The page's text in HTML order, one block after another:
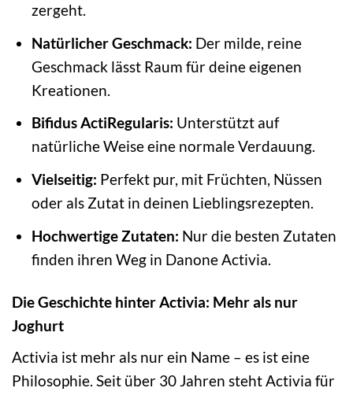
zergeht.
Natürlicher Geschmack: Der milde, reine
Geschmack lässt Raum für deine eigenen
Kreationen.
Bifidus ActiRegularis: Unterstützt auf
natürliche Weise eine normale Verdauung.
Vielseitig: Perfekt pur, mit Früchten, Nüssen
oder als Zutat in deinen Lieblingsrezepten.
Hochwertige Zutaten: Nur die besten Zutaten
finden ihren Weg in Danone Activia.
Die Geschichte hinter Activia: Mehr als nur
Joghurt
Activia ist mehr als nur ein Name – es ist eine
Philosophie. Seit über 30 Jahren steht Activia für